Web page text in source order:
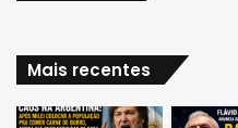
Mais recentes